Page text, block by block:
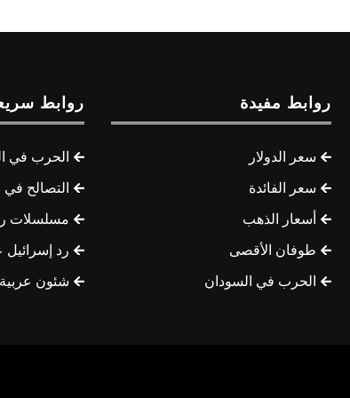
روابط مفيدة
سعر الدولار
سعر الفائدة
أسعار الذهب
طوفان الأقصى
الحرب في السودان
روابط
الحرب في
التصالح في
مسلسلات
رد إسرائيل
شئون عربية